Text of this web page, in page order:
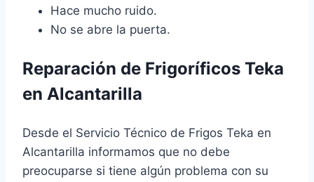
Hace mucho ruido.
No se abre la puerta.
Reparación de Frigoríficos Teka
en Alcantarilla
Desde el Servicio Técnico de Frigos Teka en
Alcantarilla informamos que no debe
preocuparse si tiene algún problema con su